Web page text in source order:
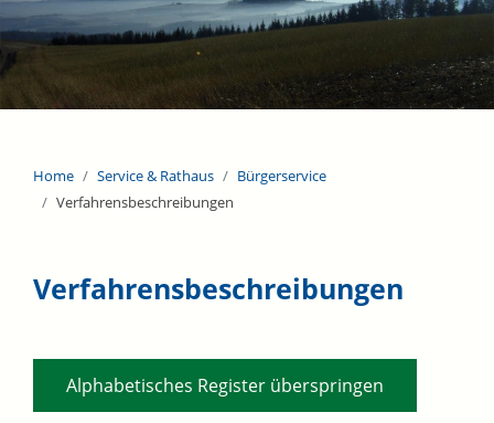
Home Service & Rathaus
Bürgerservice
Verfahrensbeschreibungen
Verfahrensbeschreibungen
Alphabetisches Register überspringen